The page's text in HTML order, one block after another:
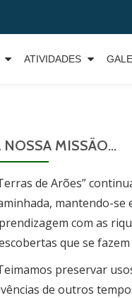
ATIVIDADES
NOSSA MISSÃO…
de Arões”
mantendo-se
com as
que se fazem
preservar
de outros